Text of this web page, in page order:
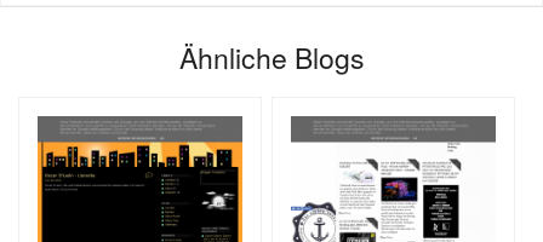
Ähnliche Blogs